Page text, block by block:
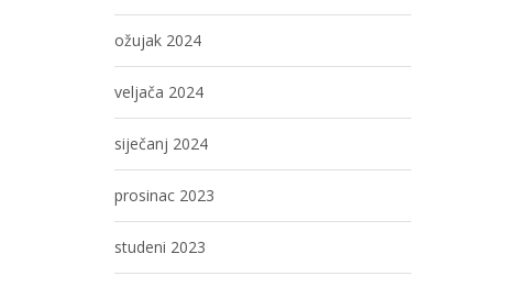
ožujak 2024
veljača 2024
siječanj 2024
prosinac 2023
studeni 2023